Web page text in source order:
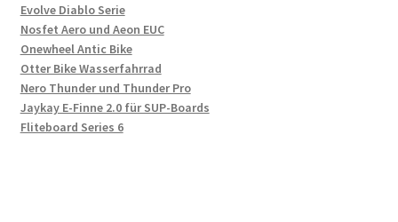
Evolve Diablo Serie
Nosfet Aero und Aeon EUC
Onewheel Antic Bike
Otter Bike Wasserfahrrad
Nero Thunder und Thunder Pro
Jaykay E-Finne 2.0 für SUP-Boards
Fliteboard Series 6